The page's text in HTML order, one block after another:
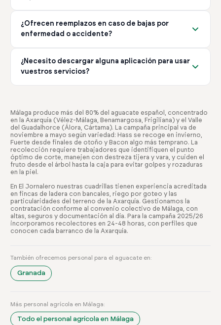
de la campaña y el tipo de servicio que necesites. No hay
costes ocultos ni tarifas adicionales no comunicadas
previamente.
un trabajador no cumple con lo esperado, lo
reemplazamos sin coste adicional. Nuestro compromiso
es garantizar que tengas el equipo adecuado para tu
explotación en todo momento.
¿Ofrecen reemplazos en caso de bajas por
enfermedad o accidente?
Temporal) y AT (Accidente de Trabajo) de forma
eficiente. Nos encargamos de encontrar reemplazos
rápidamente para que tu producción no se vea afectada.
¿Necesito descargar alguna aplicación para usar
vuestros servicios?
candidatos y controlar horarios desde cualquier lugar.
Está disponible gratis en iOS y Android, facilitando toda
la gestión desde tu móvil.
Málaga produce más del 80% del aguacate español, concentrado
en la Axarquía (Vélez-Málaga, Benamargosa, Frigiliana) y el Valle
del Guadalhorce (Álora, Cártama). La campaña principal va de
noviembre a mayo según variedad: Hass se recoge en invierno,
Fuerte desde finales de otoño y Bacon algo más temprano. La
recolección requiere trabajadores que identifiquen el punto
óptimo de corte, manejen con destreza tijera y vara, y cuiden el
fruto desde el árbol hasta la caja para evitar golpes y rozaduras
en la piel.
En El Jornalero nuestras cuadrillas tienen experiencia acreditada
en fincas de ladera con bancales, riego por goteo y las
particularidades del terreno de la Axarquía. Gestionamos la
contratación conforme al convenio colectivo de Málaga, con
altas, seguros y documentación al día. Para la campaña 2025/26
incorporamos recolectores en 24-48 horas, con perfiles que
conocen cada barranco de la Axarquía.
También ofrecemos personal para el aguacate en:
Granada
Más personal agrícola en Málaga:
Todo el personal agrícola en Málaga